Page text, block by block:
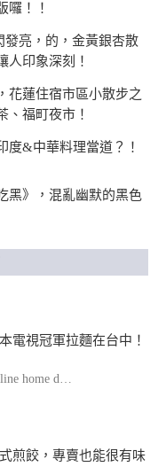
囉！！
發亮，的，金黃銀杏散
人印象深刻！
花蓮住宿市區小散步之
、福町夜市！
度&中華料理當道？！
黑》，混亂幽默的黑色
電視冠軍拉麵在台中！
home d…
煎餃，專賣也能很有味